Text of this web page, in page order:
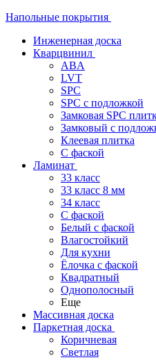
Напольные покрытия
Инженерная доска
Кварцвинил
ABA
LVT
SPC
SPC с подложкой
Замковая SPC
Замковый с
Клеевая плитка
С фаской
Ламинат
33 класс
33 класс 8 мм
34 класс
C фаской
Белый с фаской
Влагостойкий
Для кухни
Ёлочка с фаской
Квадратный
Однополосный
Еще
Массивная доска
Паркетная доска
Коричневая
Светлая